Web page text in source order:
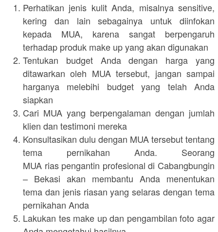
Perhatikan jenis kulit Anda, misalnya sensitive,
kering dan lain sebagainya untuk diinfokan
kepada MUA, karena sangat berpengaruh
terhadap produk make up yang akan digunakan
Tentukan budget Anda dengan harga yang
ditawarkan oleh MUA tersebut, jangan sampai
harganya melebihi budget yang telah Anda
siapkan
Cari MUA yang berpengalaman dengan jumlah
klien dan testimoni mereka
Konsultasikan dulu dengan MUA tersebut tentang
tema pernikahan Anda. Seorang
MUA rias pengantin profesional di Cabangbungin
– Bekasi akan membantu Anda menentukan
tema dan jenis riasan yang selaras dengan tema
pernikahan Anda
Lakukan tes make up dan pengambilan foto agar